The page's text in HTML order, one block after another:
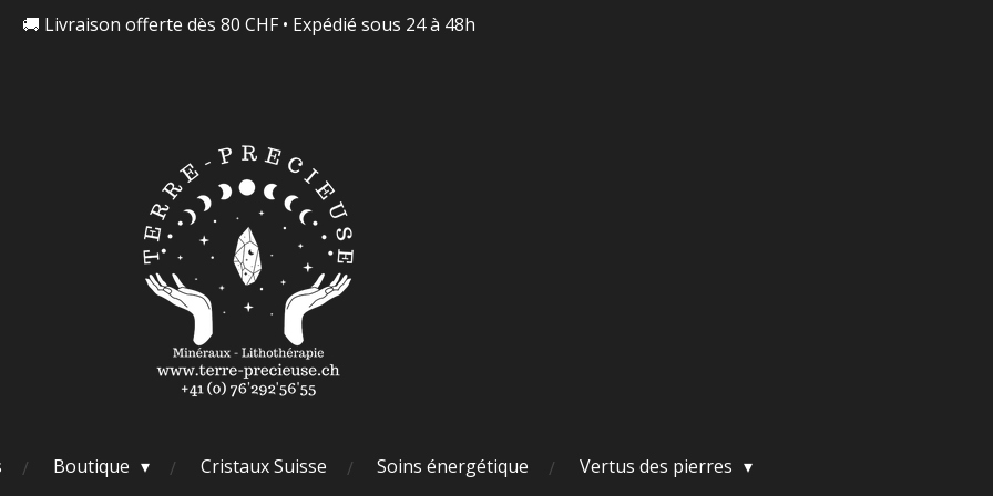
🚚 Livraison offerte dès 80 CHF • Expédié sous 24 à 48h
Boutique Cristaux Suisse Soins énergétique
Vertus des pierres